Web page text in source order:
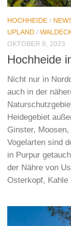
HOCHHEIDE /
UPLAND /
OKTOBER 8, 2023
Hochheide
Nicht nur in
auch in der
Heidegebiet
Ginster,
Vogelarten sind
in Purpur
der Nähre von
Osterkopf, Kahle